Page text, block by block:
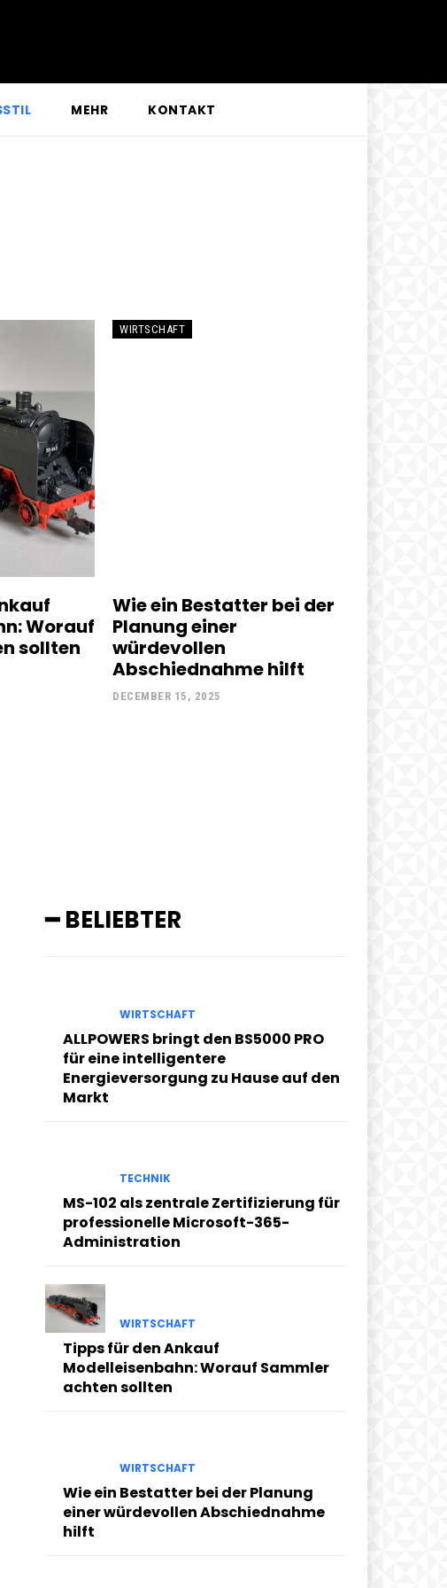
MEHR KONTAKT
Worauf
sollten
WIRTSCHAFT
Wie ein Bestatter bei der
Planung einer
würdevollen
Abschiednahme hilft
DECEMBER 15, 2025
━ BELIEBTER
WIRTSCHAFT
ALLPOWERS bringt den BS5000 PRO
für eine intelligentere
Energieversorgung zu Hause auf den
Markt
TECHNIK
MS-102 als zentrale Zertifizierung für
professionelle Microsoft-365-
Administration
WIRTSCHAFT
Tipps für den Ankauf
Modelleisenbahn: Worauf Sammler
achten sollten
WIRTSCHAFT
Wie ein Bestatter bei der Planung
einer würdevollen Abschiednahme
hilft